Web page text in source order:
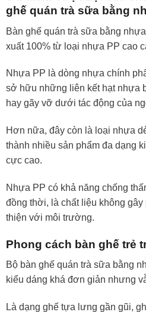
ghế quán trà sữa bằng
Bàn ghế quán trà sữa bằng
xuất 100% từ loại nhựa PP cao
Nhựa PP là dòng nhựa chính
sở hữu những liên kết hạt nhựa
hay gãy vỡ dưới tác động của
Hơn nữa, đây còn là loại nhựa
thành nhiều sản phẩm đa dạng
cực cao.
Nhựa PP có khả năng chống
đồng thời, là chất liệu không gây
thiện với môi trường.
Phong cách bàn ghế trẻ
Bộ bàn ghế quán trà sữa bằng
kiểu dáng khá đơn giản nhưng
Là dạng ghế tựa lưng gần gũi,